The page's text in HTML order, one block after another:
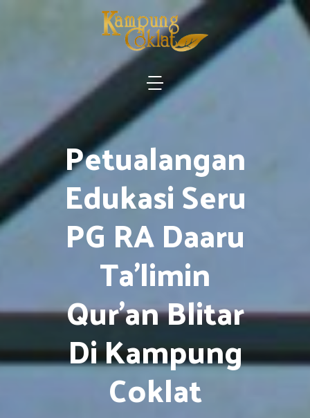
Petualangan
Edukasi Seru
PG RA Daaru
Ta’limin
Qur’an Blitar
Di Kampung
Coklat